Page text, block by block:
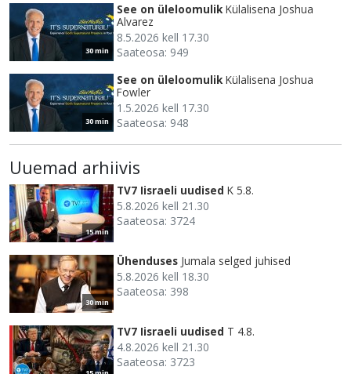
30 min
See on üleloomulik Külalisena Joshua
Alvarez
8.5.2026 kell 17.30
Saateosa: 949
30 min
See on üleloomulik Külalisena Joshua
Fowler
1.5.2026 kell 17.30
Saateosa: 948
Uuemad arhiivis
15 min
TV7 Iisraeli uudised K 5.8.
5.8.2026 kell 21.30
Saateosa: 3724
30 min
Ühenduses Jumala selged juhised
5.8.2026 kell 18.30
Saateosa: 398
TV7 Iisraeli uudised T 4.8.
4.8.2026 kell 21.30
Saateosa: 3723